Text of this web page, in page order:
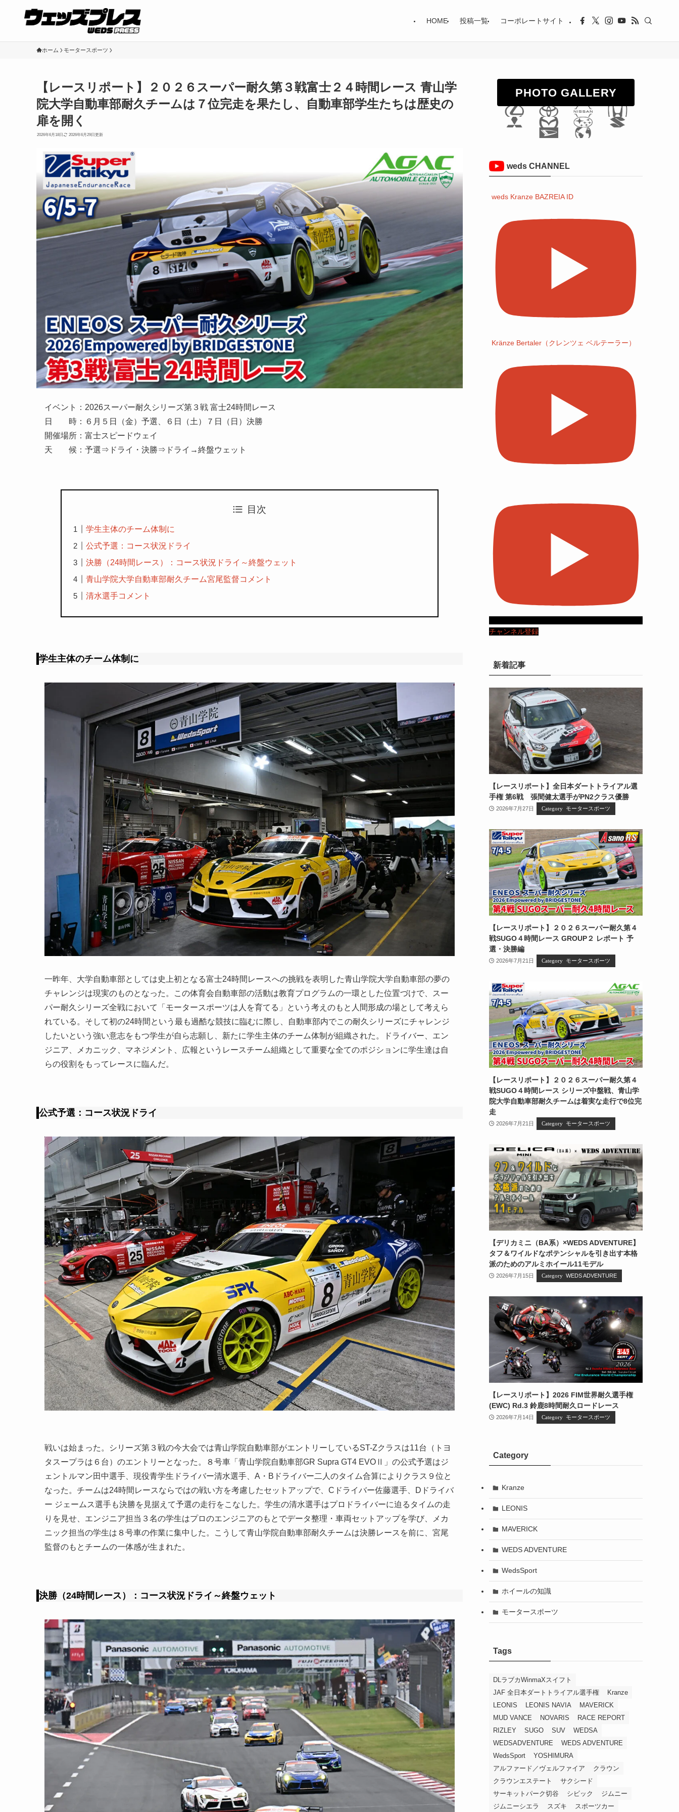
HOME 投稿一覧 コーポレートサイト
ホーム モータースポーツ
【レースリポート】２０２６スーパー耐久第３戦富士２４時間レース 青山学
院大学自動車部耐久チームは７位完走を果たし、自動車部学生たちは歴史の
扉を開く
2026年6月18日 2026年6月29日
イベント：2026スーパー耐久シリーズ第３戦 富士24時間レース
日 時：６月５日（金）予選、６日（土）７日（日）決勝
開催場所：富士スピードウェイ
天 候：予選⇒ドライ・決勝⇒ドライ→終盤ウェット
目次
学生主体のチーム体制に
公式予選：コース状況ドライ
決勝（24時間レース）：コース状況ドライ～終盤ウェット
青山学院大学自動車部耐久チーム宮尾監督コメント
清水選手コメント
学生主体のチーム体制に
一昨年、大学自動車部としては史上初となる富士24時間レースへの挑戦を表明した青山学院大学自動車部の夢の
チャレンジは現実のものとなった。この体育会自動車部の活動は教育プログラムの一環とした位置づけで、スー
パー耐久シリーズ全戦において「モータースポーツは人を育てる」という考えのもと人間形成の場として考えら
れている。そして初の24時間という最も過酷な競技に臨むに際し、自動車部内でこの耐久シリーズにチャレンジ
したいという強い意志をもつ学生が自ら志願し、新たに学生主体のチーム体制が組織された。ドライバー、エン
ジニア、メカニック、マネジメント、広報というレースチーム組織として重要な全てのポジションに学生達は自
らの役割をもってレースに臨んだ。
公式予選：コース状況ドライ
戦いは始まった。シリーズ第３戦の今大会では青山学院自動車部がエントリーしているST-Zクラスは11台（トヨ
タスープラは６台）のエントリーとなった。８号車「青山学院自動車部GR Supra GT4 EVOⅡ」の公式予選はジ
ェントルマン田中選手、現役青学生ドライバー清水選手、A・Bドライバー二人のタイム合算によりクラス９位と
なった。チームは24時間レースならではの戦い方を考慮したセットアップで、Cドライバー佐藤選手、Dドライバ
ー ジェームス選手も決勝を見据えて予選の走行をこなした。学生の清水選手はプロドライバーに迫るタイムの走
りを見せ、エンジニア担当３名の学生はプロのエンジニアのもとでデータ整理・車両セットアップを学び、メカ
ニック担当の学生は８号車の作業に集中した。こうして青山学院自動車部耐久チームは決勝レースを前に、宮尾
監督のもとチームの一体感が生まれた。
決勝（24時間レース）：コース状況ドライ～終盤ウェット
PHOTO GALLERY
weds CHANNEL
weds Kranze BAZREIA ID
Kränze Bertaler（クレンツェ ベルテーラー）
チャンネル登録
新着記事
【レースリポート】全日本ダートトライアル選
手権 第6戦 張間健太選手がPN2クラス優勝
2026年7月27日 モータースポーツ
【レースリポート】２０２６スーパー耐久第４
戦SUGO４時間レース GROUP２ レポート 予
選・決勝編
2026年7月21日 モータースポーツ
【レースリポート】２０２６スーパー耐久第４
戦SUGO４時間レース シリーズ中盤戦、青山学
院大学自動車部耐久チームは着実な走行で8位完
走
2026年7月21日 モータースポーツ
【デリカミニ（BA系）×WEDS ADVENTURE】
タフ＆ワイルドなポテンシャルを引き出す本格
派のためのアルミホイール11モデル
2026年7月15日 WEDS ADVENTURE
【レースリポート】2026 FIM世界耐久選手権
(EWC) Rd.3 鈴鹿8時間耐久ロードレース
2026年7月14日 モータースポーツ
Category
Kranze
LEONIS
MAVERICK
WEDS ADVENTURE
WedsSport
ホイールの知識
モータースポーツ
Tags
DLラブカWinmaXスイフト
JAF 全日本ダートトライアル選手権
Kranze
LEONIS
LEONIS NAVIA
MAVERICK
MUD VANCE
NOVARIS
RACE REPORT
RIZLEY
SUGO SUV
WEDSA
WEDSADVENTURE
WEDS ADVENTURE
WedsSport
YOSHIMURA
アルファード／ヴェルファイア
クラウン
クラウンエステート
サクシード
サーキットパーク切谷
シビック
ジムニー
ジムニーシエラ
スズキ スポーツカー